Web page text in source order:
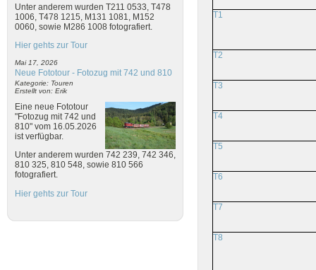
Unter anderem wurden T211 0533, T478
1006, T478 1215, M131 1081, M152
0060, sowie M286 1008 fotografiert.
Hier gehts zur Tour
Mai 17, 2026
Neue Fototour - Fotozug mit 742 und 810
Kategorie: Touren
Erstellt von: Erik
Eine neue Fototour
"Fotozug mit 742 und
810" vom 16.05.2026
ist verfügbar.
Unter anderem wurden 742 239, 742 346,
810 325, 810 548, sowie 810 566
fotografiert.
Hier gehts zur Tour
T1
T2
T3
T4
T5
T6
T7
T8